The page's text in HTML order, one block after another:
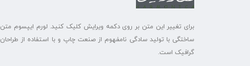
برای تغییر این متن بر روی دکمه ویرایش کلیک کنید. لورم ایپسوم متن
ساختگی با تولید سادگی نامفهوم از صنعت چاپ و با استفاده از طراحان
گرافیک است.